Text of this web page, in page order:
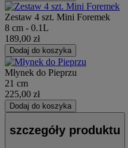
Zestaw 4 szt. Mini Foremek
8 cm - 0.1L
189,00 zł
Dodaj do koszyka
Młynek do Pieprzu
21 cm
225,00 zł
Dodaj do koszyka
szczegóły produktu